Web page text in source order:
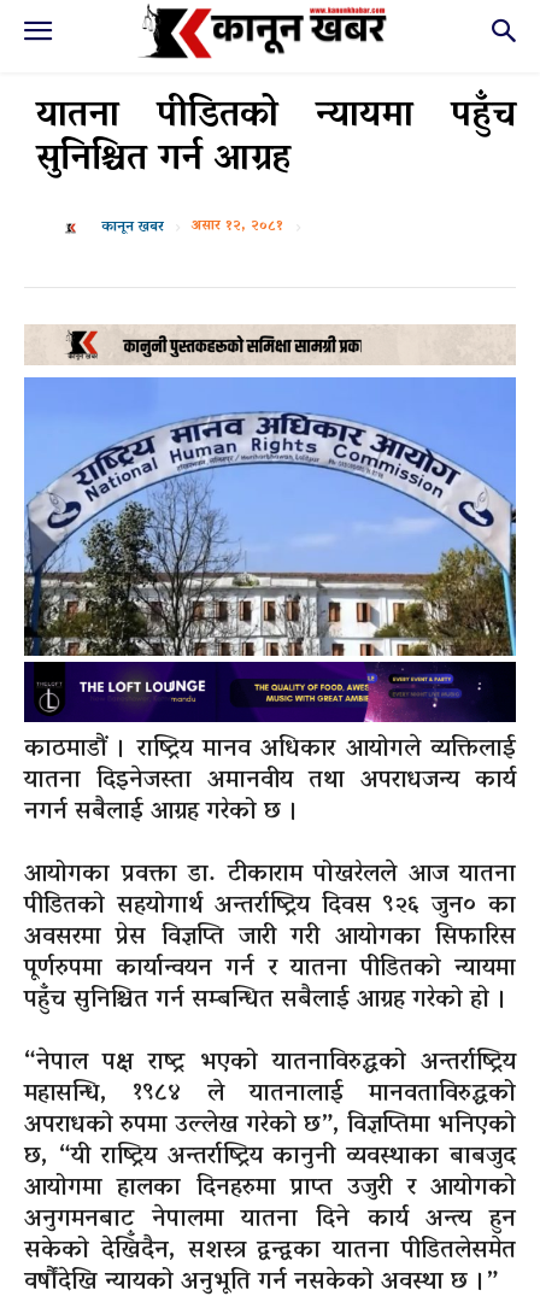
यातना पीडितको न्यायमा पहुँच
सुनिश्चित गर्न आग्रह
कानून खबर असार १२, २०८१
काठमाडौं । राष्ट्रिय मानव अधिकार आयोगले व्यक्तिलाई
यातना दिइनेजस्ता अमानवीय तथा अपराधजन्य कार्य
नगर्न सबैलाई आग्रह गरेको छ ।
आयोगका प्रवक्ता डा. टीकाराम पोखरेलले आज यातना
पीडितको सहयोगार्थ अन्तर्राष्ट्रिय दिवस ९२६ जुन० का
अवसरमा प्रेस विज्ञप्ति जारी गरी आयोगका सिफारिस
पूर्णरुपमा कार्यान्वयन गर्न र यातना पीडितको न्यायमा
पहुँच सुनिश्चित गर्न सम्बन्धित सबैलाई आग्रह गरेको हो ।
“नेपाल पक्ष राष्ट्र भएको यातनाविरुद्धको अन्तर्राष्ट्रिय
महासन्धि, १९८४ ले यातनालाई मानवताविरुद्धको
अपराधको रुपमा उल्लेख गरेको छ”, विज्ञप्तिमा भनिएको
छ, “यी राष्ट्रिय अन्तर्राष्ट्रिय कानुनी व्यवस्थाका बाबजुद
आयोगमा हालका दिनहरुमा प्राप्त उजुरी र आयोगको
अनुगमनबाट नेपालमा यातना दिने कार्य अन्त्य हुन
सकेको देखिँदैन, सशस्त्र द्वन्द्वका यातना पीडितलेसमेत
वर्षौंदेखि न्यायको अनुभूति गर्न नसकेको अवस्था छ ।”